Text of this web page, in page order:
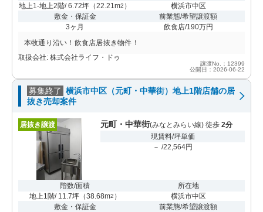
地上1-地上2階/ 6.72坪 （22.21m2 ）
横浜市中区
敷金・保証金
3ヶ月
前業態/希望譲渡額
飲食店/190万円
本牧通り沿い！飲食店居抜き物件！
取扱会社: 株式会社ライフ・ドゥ
譲渡No.：12399
公開日：2026-06-22
募集終了 横浜市中区（元町・中華街）地上1階店舗の居
抜き売却案件
居抜き譲渡 元町・中華街(みなとみらい線) 徒歩 2分
現賃料/坪単価
－ /22,564円
階数/面積
地上1階/ 11.7坪（38.68m2 ）
所在地
横浜市中区
敷金・保証金
前業態/希望譲渡額